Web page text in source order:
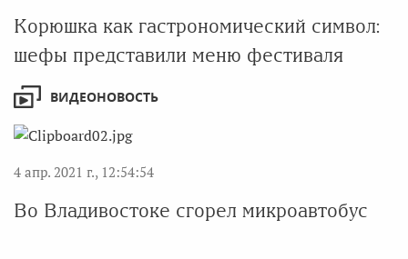
Корюшка как гастрономический символ:
шефы представили меню фестиваля
ВИДЕОНОВОСТЬ
4 апр. 2021 г., 12:54:54
Во Владивостоке сгорел микроавтобус